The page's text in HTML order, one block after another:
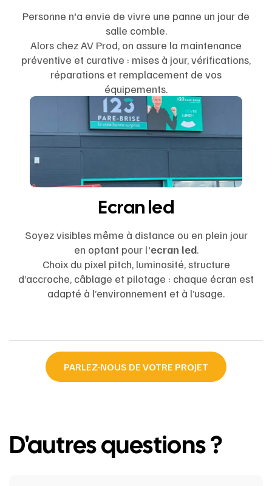
Personne n'a envie de vivre une panne un jour de
salle comble.
Alors chez AV Prod, on assure la maintenance
préventive et curative : mises à jour, vérifications,
réparations et remplacement de vos
équipements.
Ecran led
Soyez visibles même à distance ou en plein jour
en optant pour l'ecran led.
Choix du pixel pitch, luminosité, structure
d’accroche, câblage et pilotage : chaque écran est
adapté à l’environnement et à l’usage.
PARLEZ-NOUS DE VOTRE PROJET
D'autres questions ?